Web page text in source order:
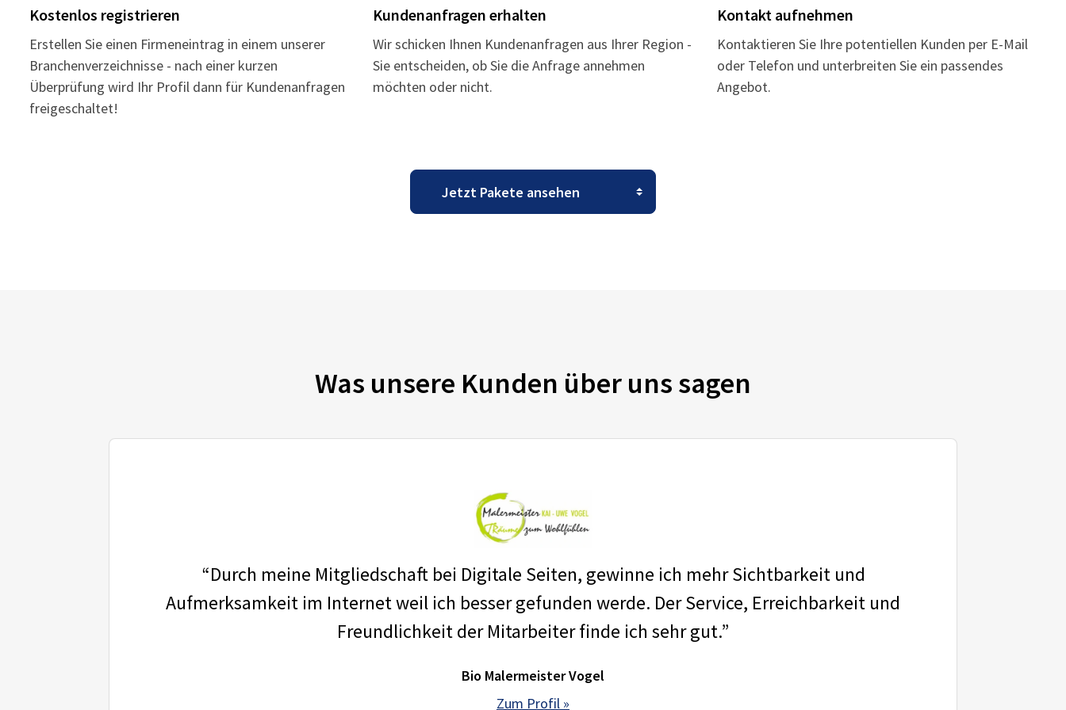
Kostenlos registrieren
Erstellen Sie einen Firmeneintrag in einem unserer
Branchenverzeichnisse - nach einer kurzen
Überprüfung wird Ihr Profil dann für Kundenanfragen
freigeschaltet!
Kundenanfragen erhalten
Wir schicken Ihnen Kundenanfragen aus Ihrer Region -
Sie entscheiden, ob Sie die Anfrage annehmen
möchten oder nicht.
Kontakt aufnehmen
Kontaktieren Sie Ihre potentiellen Kunden per E-Mail
oder Telefon und unterbreiten Sie ein passendes
Angebot.
Was unsere Kunden über uns sagen
“Durch meine Mitgliedschaft bei Digitale Seiten, gewinne ich mehr Sichtbarkeit und
Aufmerksamkeit im Internet weil ich besser gefunden werde. Der Service, Erreichbarkeit und
Freundlichkeit der Mitarbeiter finde ich sehr gut.”
Bio Malermeister Vogel
Zum Profil »